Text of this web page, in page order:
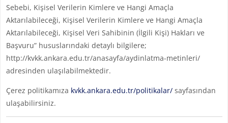
Sebebi, Kişisel Verilerin Kimlere ve Hangi Amaçla
Aktarılabileceği, Kişisel Verilerin Kimlere ve Hangi Amaçla
Aktarılabileceği, Kişisel Veri Sahibinin (İlgili Kişi) Hakları ve
Başvuru” hususlarındaki detaylı bilgilere;
http://kvkk.ankara.edu.tr/anasayfa/aydinlatma-metinleri/
adresinden ulaşılabilmektedir.
Çerez politikamıza kvkk.ankara.edu.tr/politikalar/sayfasından
ulaşabilirsiniz.